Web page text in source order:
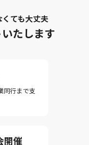
ても大丈夫
たします
同行まで支
開催